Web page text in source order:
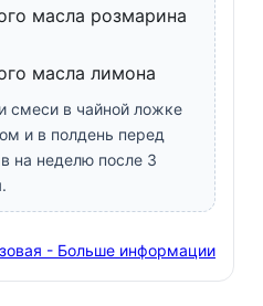
масла розмарина
масла лимона
смеси в чайной ложке
и в полдень перед
на неделю после 3
- Больше информации